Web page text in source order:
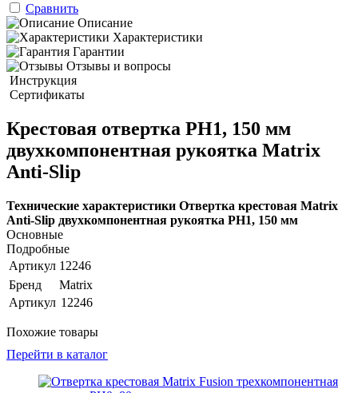
Сравнить
Описание
Характеристики
Гарантии
Отзывы и вопросы
Инструкция
Сертификаты
Крестовая отвертка PH1, 150 мм
двухкомпонентная рукоятка Matrix
Anti-Slip
Технические характеристики Отвертка крестовая Matrix
Anti-Slip двухкомпонентная рукоятка PH1, 150 мм
Основные
Подробные
Артикул 12246
Бренд
Matrix
Артикул 12246
Похожие товары
Перейти в каталог